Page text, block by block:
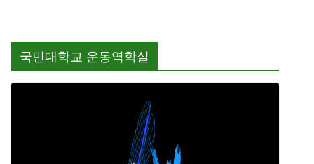
기
국민대학교 운동역학실